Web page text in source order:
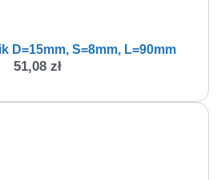
D=15mm, S=8mm, L=90mm
51,08 zł